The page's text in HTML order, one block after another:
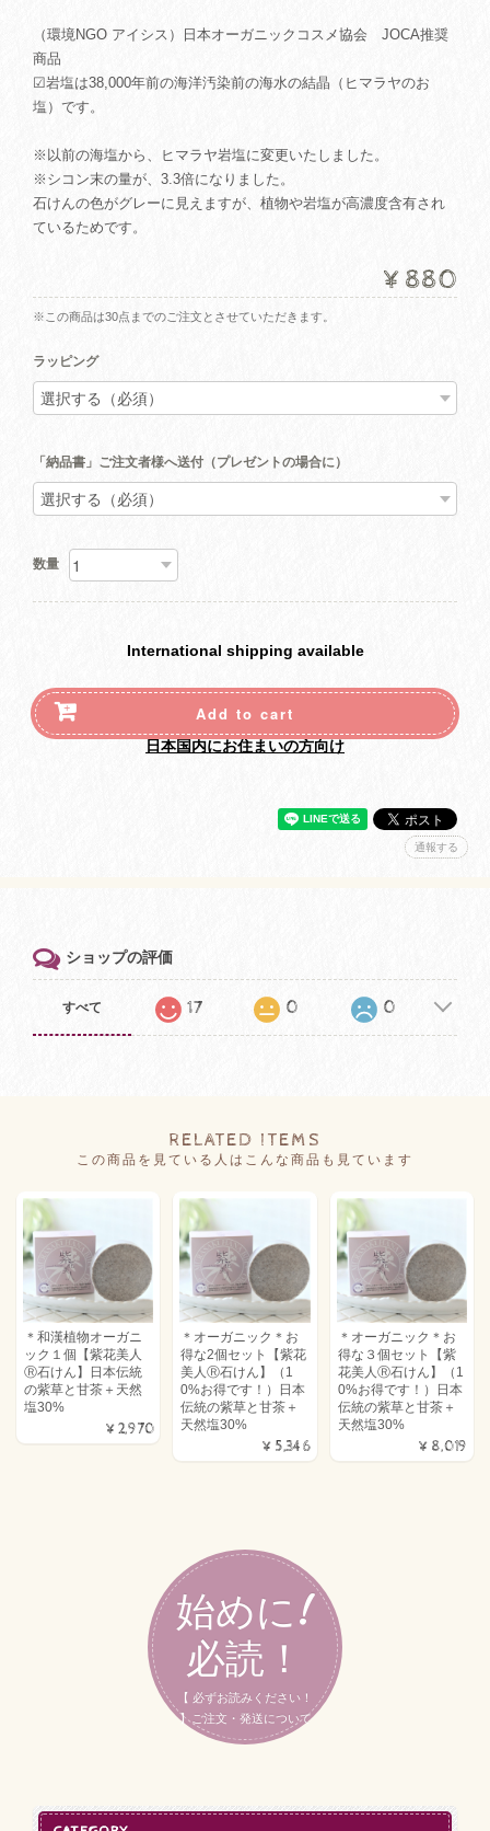
（環境NGO アイシス）日本オーガニックコスメ協会 JOCA推奨
商品
☑岩塩は38,000年前の海洋汚染前の海水の結晶（ヒマラヤのお
塩）です。
※以前の海塩から、ヒマラヤ岩塩に変更いたしました。
※シコン末の量が、3.3倍になりました。
石けんの色がグレーに見えますが、植物や岩塩が高濃度含有され
ているためです。
¥880
※この商品は30点までのご注文とさせていただきます。
ラッピング
「納品書」ご注文者様へ送付（プレゼントの場合に）
数量
International shipping available
Add to cart
日本国内にお住まいの方向け
通報する
ショップの評価
すべて 17 0 0
RELATED ITEMS
この商品を見ている人はこんな商品も見ています
＊和漢植物オーガニ
ック１個【紫花美人
Ⓡ石けん】日本伝統
の紫草と甘茶＋天然
塩30%
¥2,970
＊オーガニック＊お
得な2個セット【紫花
美人Ⓡ石けん】（1
0%お得です！）日本
伝統の紫草と甘茶＋
天然塩30%
¥5,346
＊オーガニック＊お
得な３個セット【紫
花美人Ⓡ石けん】（1
0%お得です！）日本
伝統の紫草と甘茶＋
天然塩30%
¥8,019
始めに!
必読！
【 必ずお読みください！
】ご注文・発送について